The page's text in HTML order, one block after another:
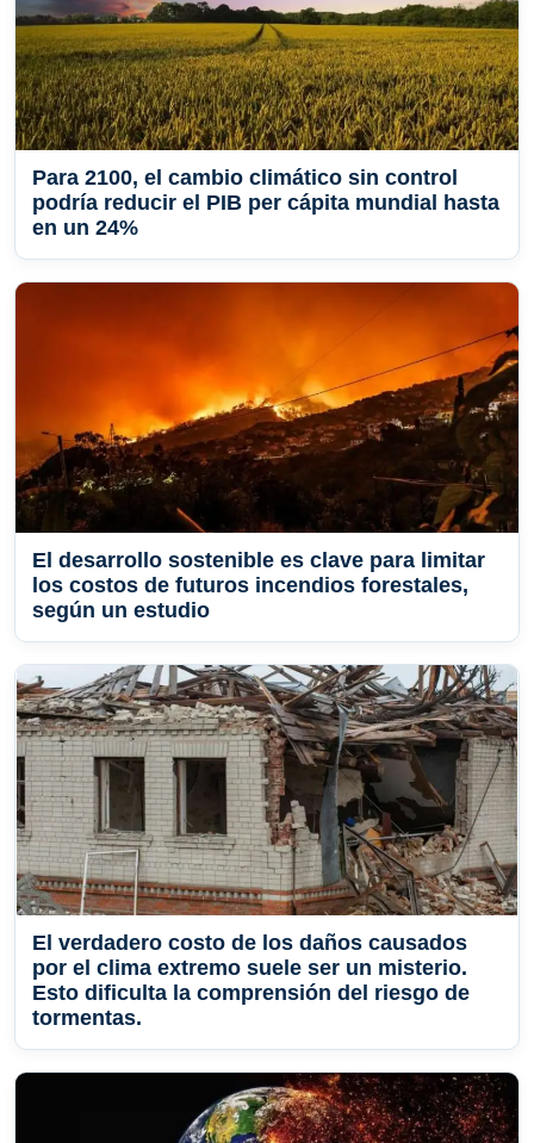
Para 2100, el cambio climático sin control
podría reducir el PIB per cápita mundial hasta
en un 24%
El desarrollo sostenible es clave para limitar
los costos de futuros incendios forestales,
según un estudio
El verdadero costo de los daños causados ​​
por el clima extremo suele ser un misterio.
Esto dificulta la comprensión del riesgo de
tormentas.